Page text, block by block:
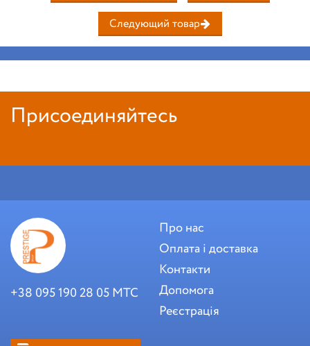
Следующий товар
Присоединяйтесь
+38 095 190 28 05 МТС
Про нас
Оплата і доставка
Контакти
Допомога
Реєстрація